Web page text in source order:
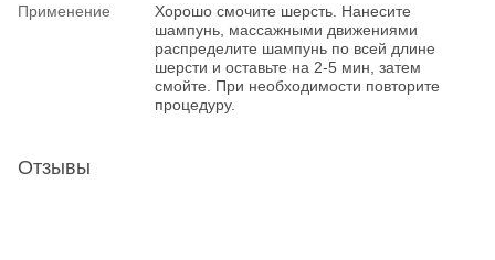
Применение
Хорошо смочите шерсть. Нанесите
шампунь, массажными движениями
распределите шампунь по всей длине
шерсти и оставьте на 2-5 мин, затем
смойте. При необходимости повторите
процедуру.
Отзывы